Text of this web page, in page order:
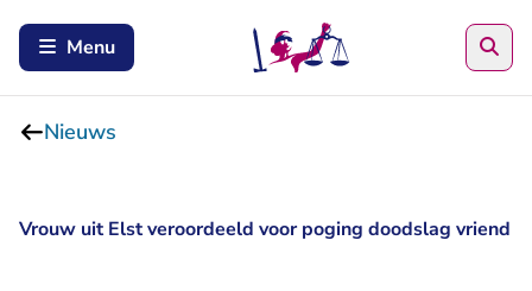
Menu
Nieuws
Vrouw uit Elst veroordeeld voor poging doodslag vriend